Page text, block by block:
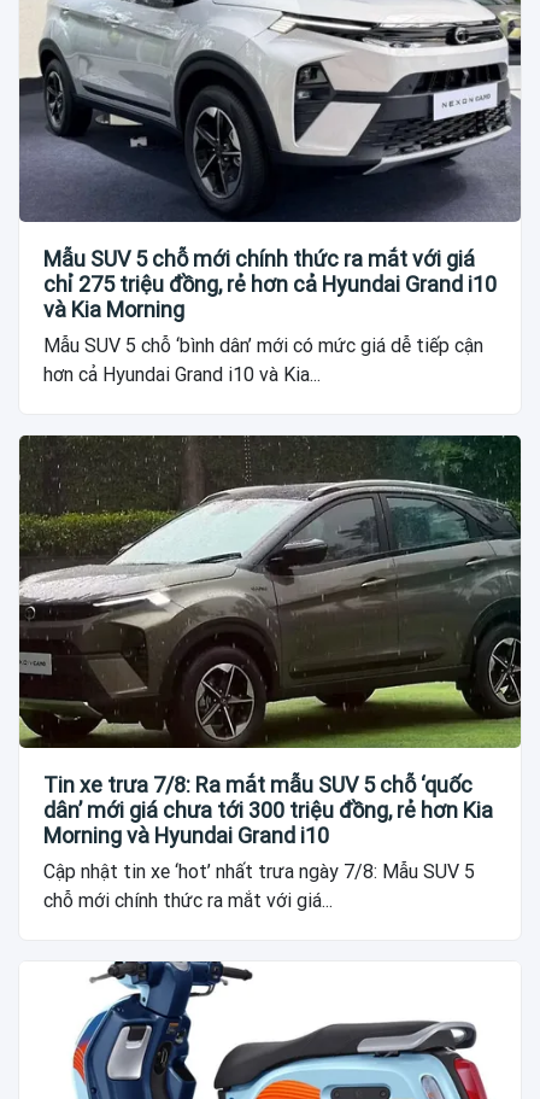
Mẫu SUV 5 chỗ mới chính thức ra mắt với giá
chỉ 275 triệu đồng, rẻ hơn cả Hyundai Grand i10
và Kia Morning
Mẫu SUV 5 chỗ ‘bình dân’ mới có mức giá dễ tiếp cận
hơn cả Hyundai Grand i10 và Kia...
Tin xe trưa 7/8: Ra mắt mẫu SUV 5 chỗ ‘quốc
dân’ mới giá chưa tới 300 triệu đồng, rẻ hơn Kia
Morning và Hyundai Grand i10
Cập nhật tin xe ‘hot’ nhất trưa ngày 7/8: Mẫu SUV 5
chỗ mới chính thức ra mắt với giá...